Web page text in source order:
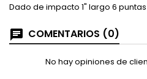
Dado de impacto 1" largo 6
COMENTARIOS (0)
No hay opiniones de